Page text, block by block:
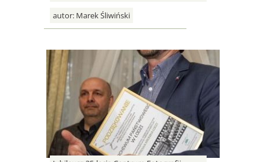
autor: Marek Śliwiński